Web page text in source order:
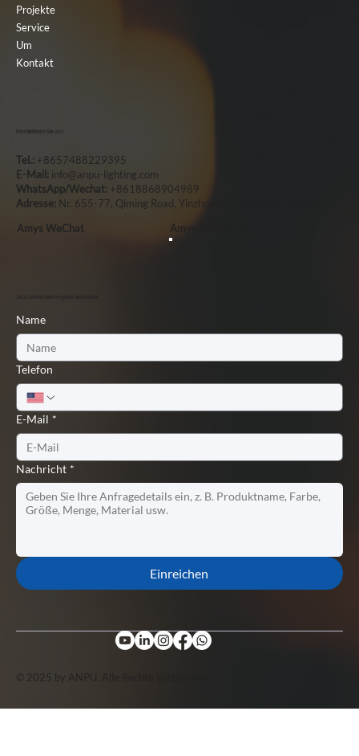
© 2025 by ANPU. Alle Rechte vorbehalten.
Name
Telefon
E-Mail *
Nachricht *
Einreichen
Kontaktieren Sie uns
Tel.: +8657488229395
E-Mail: info@anpu-lighting.com
WhatsApp/Wechat: +8618868904989
Adresse: Nr. 655-77, Qiming Road, Yinzhou, Ningbo, China, 315101
Amys WeChat
Amys WhatsApp
Projekte
Service
Um
Kontakt